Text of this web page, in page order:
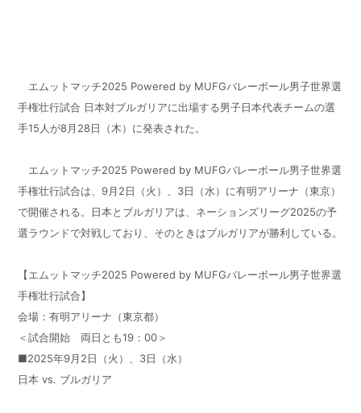
エムットマッチ2025 Powered by MUFGバレーボール男子世界選
手権壮行試合 日本対ブルガリアに出場する男子日本代表チームの選
手15人が8月28日（木）に発表された。
エムットマッチ2025 Powered by MUFGバレーボール男子世界選
手権壮行試合は、9月2日（火）、3日（水）に有明アリーナ（東京）
で開催される。日本とブルガリアは、ネーションズリーグ2025の予
選ラウンドで対戦しており、そのときはブルガリアが勝利している。
【エムットマッチ2025 Powered by MUFGバレーボール男子世界選
手権壮行試合】
会場：有明アリーナ（東京都）
＜試合開始 両日とも19：00＞
■2025年9月2日（火）、3日（水）
日本 vs. ブルガリア